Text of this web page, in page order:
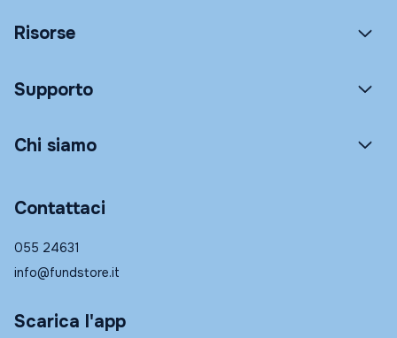
Risorse
Supporto
Chi siamo
Contattaci
055 24631
info@fundstore.it
Scarica l'app